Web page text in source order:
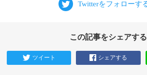
この記事をシェアする
ツイート シェアする